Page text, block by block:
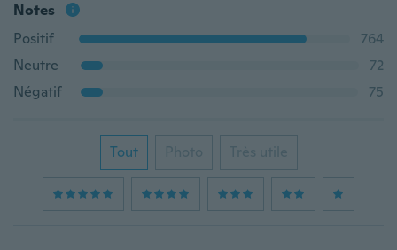
Notes
Positif
764
Neutre
72
Négatif
75
Tout Photo Très utile